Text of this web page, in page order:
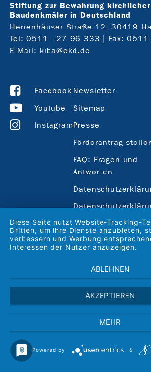
Stiftung zur Bewahrung kirchlicher
Baudenkmäler in Deutschland
Herrenhäuser Straße 12, 30419
Tel: 0511 - 27 96 333 | Fax:
E-Mail: kiba@ekd.de
Facebook
Youtube
Instagram
Newsletter
Sitemap
Presse
Förderantrag
FAQ: Fragen und
Antworten
Social Media
Impressum
Diese Seite nutzt Website-Tracking-
Dritten, um ihre Dienste anzubieten,
verbessern und Werbung
Interessen der Nutzer anzuzeigen.
ABLEHNEN
AKZEPTIEREN
MEHR
Powered by &